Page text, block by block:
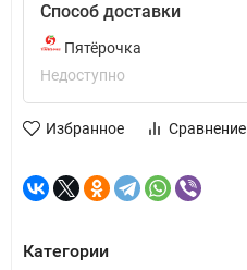
Способ доставки
Пятёрочка
Недоступно
Избранное Сравнение
Категории